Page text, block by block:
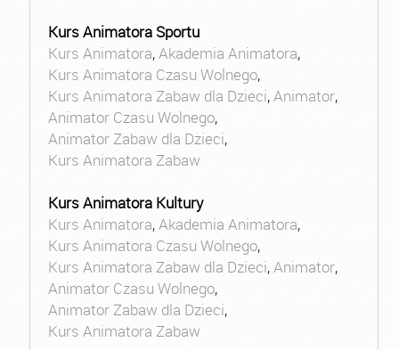
Kurs Animatora Sportu
Kurs Animatora,Akademia Animatora,
Kurs Animatora Czasu Wolnego,
Kurs Animatora Zabaw dla Dzieci,Animator,
Animator Czasu Wolnego,
Animator Zabaw dla Dzieci,
Kurs Animatora Zabaw
Kurs Animatora Kultury
Kurs Animatora,Akademia Animatora,
Kurs Animatora Czasu Wolnego,
Kurs Animatora Zabaw dla Dzieci,Animator,
Animator Czasu Wolnego,
Animator Zabaw dla Dzieci,
Kurs Animatora Zabaw